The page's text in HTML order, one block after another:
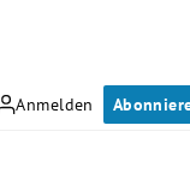
Anmelden